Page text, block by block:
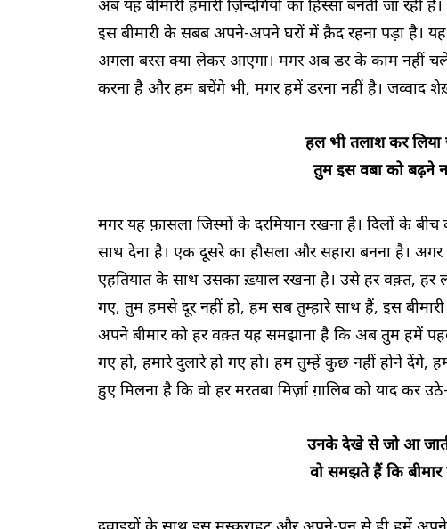
अब यह बीमारी हमारी ज़िन्दगियों का हिस्सा बनती जा रही
इस बीमारी के सबब अपने-अपने घरों में क़ैद रहना पड़ा है।
अगला बरस क्या लेकर आएगा। मगर अब डर के काम नहीं
करना है और हम बचेंगे भी, मगर हमें डरना नहीं है। जव्वाद
हल भी तलाश कर लिया
तुम इस वबा को बढ़ने
मगर यह फ़ासला जिस्मों के दरमियान रखना है। दिलों के
साथ देना है। एक दूसरे का हौसला और सहारा बनना है।
एहतियात के साथ उसका ख़्याल रखना है। उसे हर वक़्त, हर
गए, तुम हमसे दूर नहीं हो, हम सब तुम्हारे साथ हैं, इस
अपने बीमार को हर वक़्त यह समझाना है कि अब तुम हमें
गए हो, हमारे दुलारे हो गए हो। हम तुम्हें कुछ नहीं होने देंगे,
हुए मिलना है कि वो हर मरतबा मिर्ज़ा ग़ालिब को याद कर उठे-
उनके देखे से जो आ
वो समझते हैं कि